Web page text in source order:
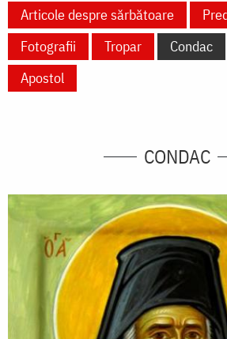
Articole despre sărbătoare
Fotografii
Tropar Condac
Apostol
CONDAC